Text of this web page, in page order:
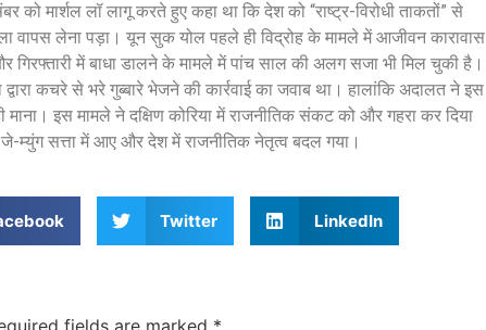
को मार्शल लॉ लागू करते हुए कहा था कि देश को “राष्ट्र-विरोधी ताकतों” से
वापस लेना पड़ा। यून सुक योल पहले ही विद्रोह के मामले में आजीवन कारावास
में बाधा डालने के मामले में पांच साल की अलग सजा भी मिल चुकी है।
कचरे से भरे गुब्बारे भेजने की कार्रवाई का जवाब था। हालांकि अदालत ने इस
इस मामले ने दक्षिण कोरिया में राजनीतिक संकट को और गहरा कर दिया
जे-म्युंग सत्ता में आए और देश में राजनीतिक नेतृत्व बदल गया।
Twitter LinkedIn